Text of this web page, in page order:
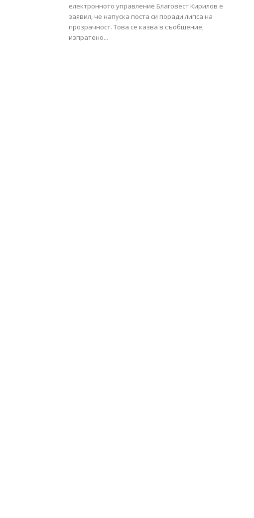
електронното управление Благовест Кирилов е
заявил, че напуска поста си поради липса на
прозрачност. Това се казва в съобщение,
изпратено...